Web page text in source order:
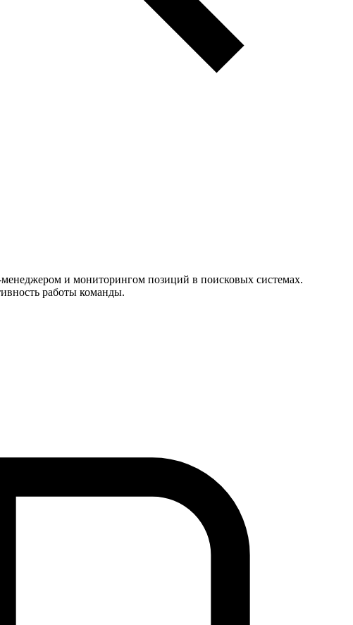
и мониторингом позиций в поисковых системах.
работы команды.